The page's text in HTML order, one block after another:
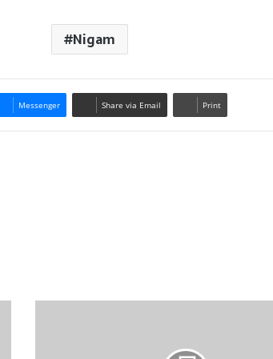
Nigam
Messenger Share via Email Print